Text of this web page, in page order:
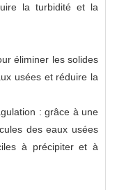
la turbidité et la
éliminer les solides
usées et réduire la
: grâce à une
des eaux usées
à précipiter et à